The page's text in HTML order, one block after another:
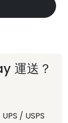
運送？
/ USPS